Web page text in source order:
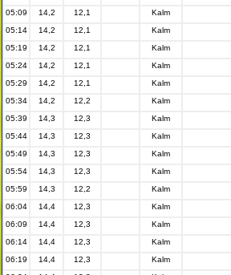
05:09
14,2 12,1 Kalm
05:14
14,2 12,1 Kalm
05:19
14,2 12,1 Kalm
05:24
14,2 12,1 Kalm
05:29
14,2 12,1 Kalm
05:34
14,2 12,2 Kalm
05:39
14,3 12,3 Kalm
05:44
14,3 12,3 Kalm
05:49
14,3 12,3 Kalm
05:54
14,3 12,3 Kalm
05:59
14,3 12,2 Kalm
06:04
14,4 12,3 Kalm
06:09
14,4 12,3 Kalm
06:14
14,4 12,3 Kalm
06:19
14,4 12,3 Kalm